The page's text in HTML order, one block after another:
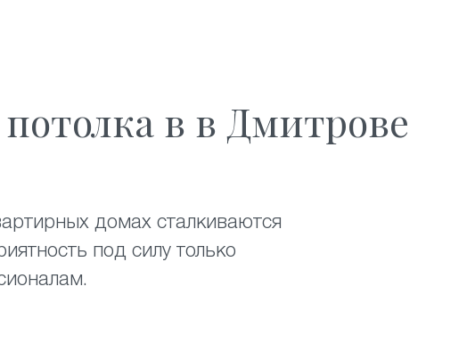
в в Дмитрове
домах сталкиваются
под силу только